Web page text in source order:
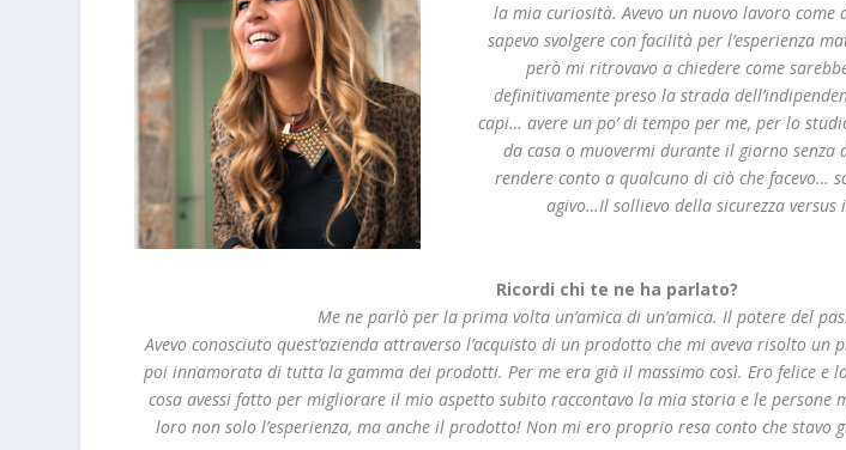
la mia curiosità. Avevo un nuovo lavoro come
sapevo svolgere con facilità per l’esperienza
però mi ritrovavo a chiedere come
definitivamente preso la strada
capi… avere un po’ di tempo per me, per lo
da casa o muovermi durante il giorno
rendere conto a qualcuno di ciò che facevo…
agivo…Il sollievo della sicurezza versus
Ricordi chi te ne ha parlato?
Me ne parlò per la prima volta un’amica di un’amica. Il potere del
Avevo conosciuto quest’azienda attraverso l’acquisto di un prodotto che mi aveva risolto
poi innamorata di tutta la gamma dei prodotti. Per me era già il massimo così. Ero felice e
cosa avessi fatto per migliorare il mio aspetto subito raccontavo la mia storia e le persone
loro non solo l’esperienza, ma anche il prodotto! Non mi ero proprio resa conto che stavo